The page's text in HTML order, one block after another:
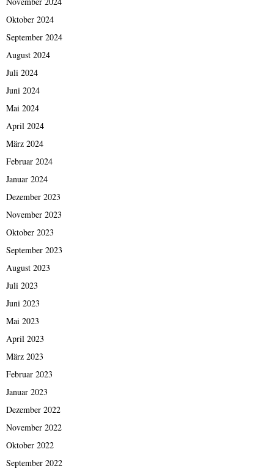
Oktober 2024
September 2024
August 2024
Juli 2024
Juni 2024
Mai 2024
April 2024
März 2024
Februar 2024
Januar 2024
Dezember 2023
November 2023
Oktober 2023
September 2023
August 2023
Juli 2023
Juni 2023
Mai 2023
April 2023
März 2023
Februar 2023
Januar 2023
Dezember 2022
November 2022
Oktober 2022
September 2022